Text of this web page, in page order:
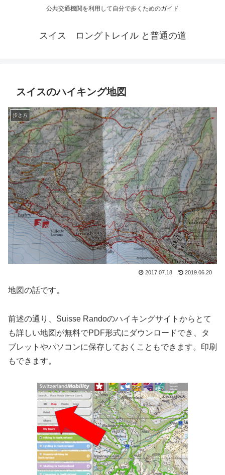
公共交通機関を利用して自分で歩くためのガイド
スイス ロングトレイル と普通の道
スイスのハイキング地図
歩き方
2017.07.18 2019.06.20
地図の話です。
前述の通り、Suisse Randoのハイキングサイトからとて
も詳しい地図が無料でPDF形式にダウンロードでき、タ
ブレットやパソコンに保存しておくこともできます。印刷
もできます。